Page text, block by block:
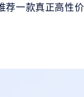
荐一款真正高性